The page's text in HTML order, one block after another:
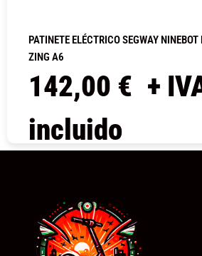
PATINETE ELÉCTRICO SEGWAY
ZING A6
142,00 € +
incluido